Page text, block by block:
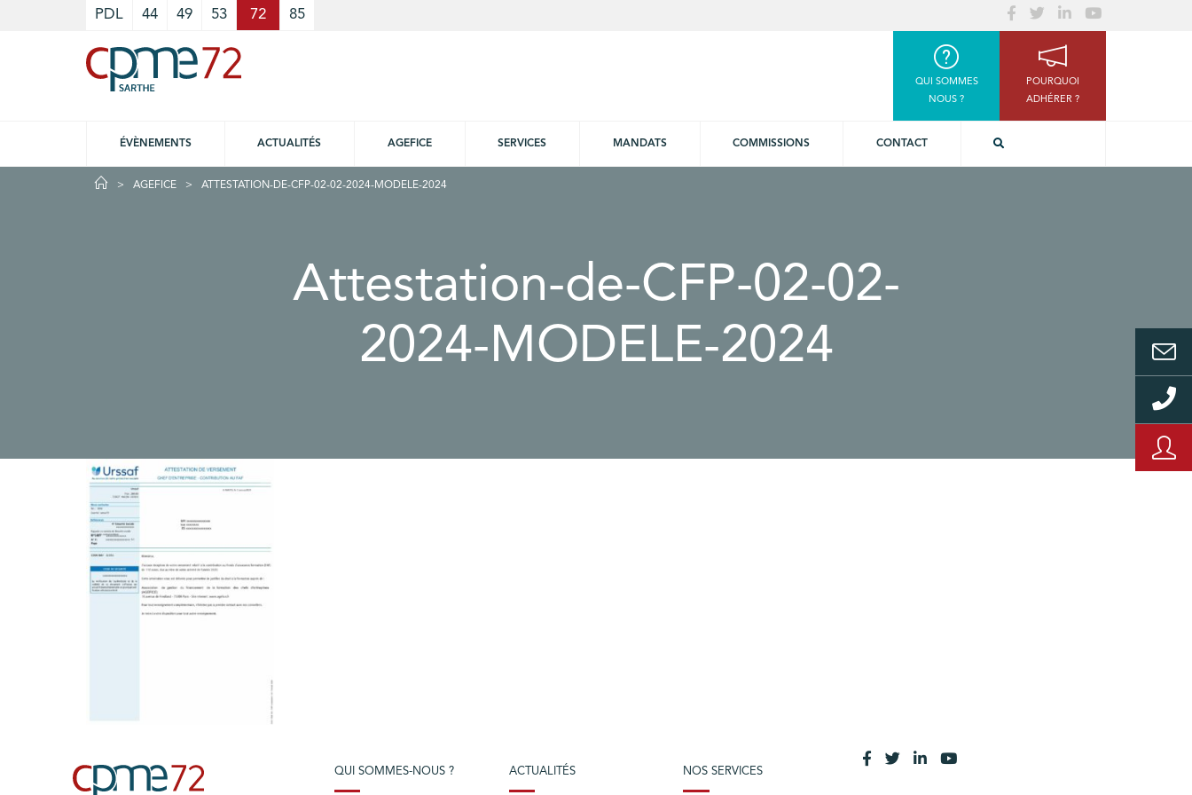
PDL 44 49 53 72 85
QUI SOMMES
NOUS ?
POURQUOI
ADHÉRER ?
ÉVÈNEMENTS ACTUALITÉS AGEFICE SERVICES MANDATS COMMISSIONS CONTACT
AGEFICE ATTESTATION-DE-CFP-02-02-2024-MODELE-2024
Attestation-de-CFP-02-02-
2024-MODELE-2024
QUI SOMMES-NOUS ? ACTUALITÉS NOS SERVICES
Cookies management panel